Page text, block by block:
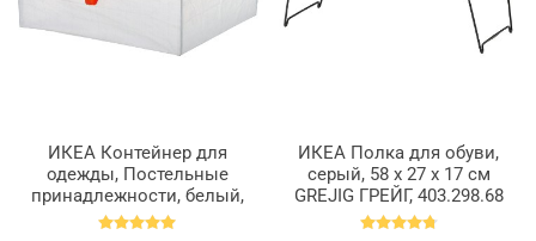
ИКЕА Контейнер для
одежды, Постельные
принадлежности, белый,
55 x 49 x 19 см PÄRKLA
ИКЕА Полка для обуви,
серый, 58 x 27 x 17 см
GREJIG ГРЕЙГ, 403.298.68